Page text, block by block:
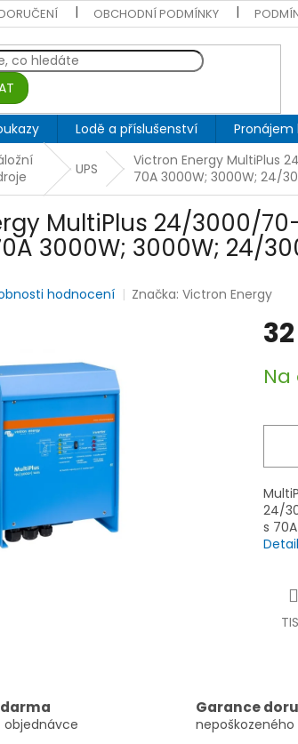
OBCHODNÍ PODMÍNKY
Lodě a příslušenství Pronájem
UPS
Victron Energy MultiPlus
70A 3000W; 3000W; 24/
MultiPlus 24/3000/
3000W; 3000W; 24/
hodnocení Značka:Victron Energy
cena:
24/
s
objednávce
Garance
nepoškozeného